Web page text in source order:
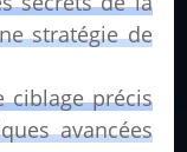
stratégie de
ciblage précis
avancées